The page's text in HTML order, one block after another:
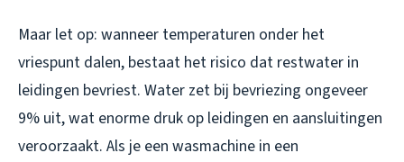
Maar let op: wanneer temperaturen onder het
vriespunt dalen, bestaat het risico dat restwater in
leidingen bevriest. Water zet bij bevriezing ongeveer
9% uit, wat enorme druk op leidingen en aansluitingen
veroorzaakt. Als je een wasmachine in een